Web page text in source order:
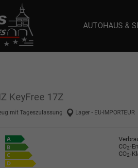
aee-
AUTOHAUS &
KeyFree 17Z
mit Tageszulassung Lager - EU-IMPORTEUR
CO2-
CO2-